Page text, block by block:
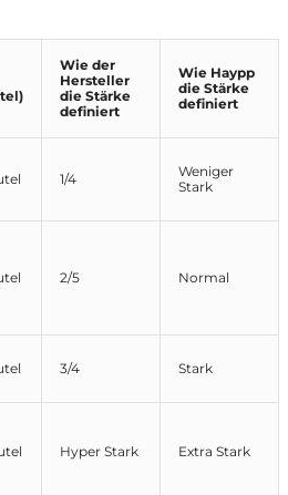
Wie der
Hersteller
die Stärke
definiert
Wie Haypp
die Stärke
definiert
1/4
Weniger
Stark
2/5 Normal
3/4 Stark
Hyper Stark Extra Stark